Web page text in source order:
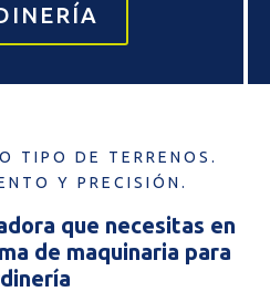
TIPO DE TERRENOS.
Y PRECISIÓN.
que necesitas en
de maquinaria para